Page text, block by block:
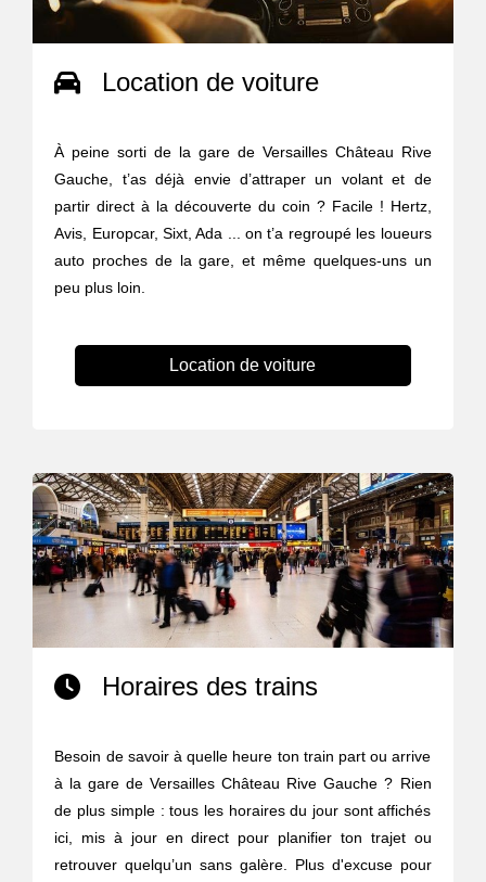
Location de voiture
À peine sorti de la gare de Versailles Château Rive
Gauche, t’as déjà envie d’attraper un volant et de
partir direct à la découverte du coin ? Facile ! Hertz,
Avis, Europcar, Sixt, Ada ... on t’a regroupé les loueurs
auto proches de la gare, et même quelques-uns un
peu plus loin.
Location de voiture
Horaires des trains
Besoin de savoir à quelle heure ton train part ou arrive
à la gare de Versailles Château Rive Gauche ? Rien
de plus simple : tous les horaires du jour sont affichés
ici, mis à jour en direct pour planifier ton trajet ou
retrouver quelqu’un sans galère. Plus d'excuse pour